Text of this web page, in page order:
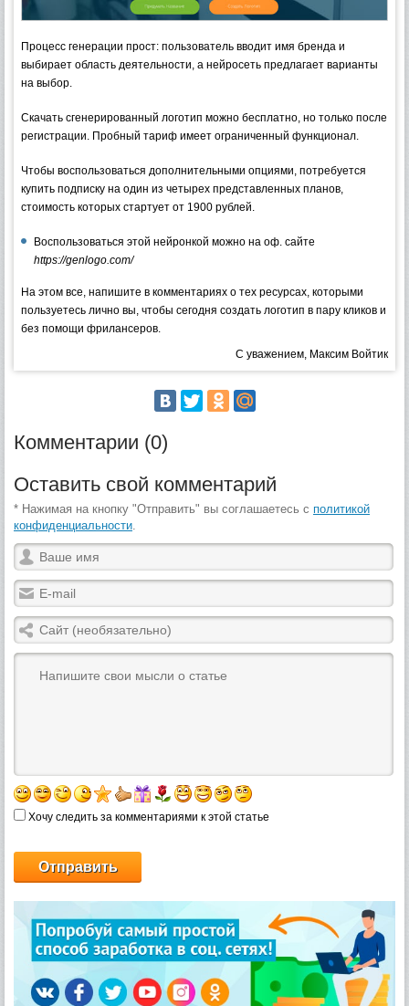
Процесс генерации прост: пользователь вводит имя бренда и
выбирает область деятельности, а нейросеть предлагает варианты
на выбор.
Скачать сгенерированный логотип можно бесплатно, но только после
регистрации. Пробный тариф имеет ограниченный функционал.
Чтобы воспользоваться дополнительными опциями, потребуется
купить подписку на один из четырех представленных планов,
стоимость которых стартует от 1900 рублей.
Воспользоваться этой нейронкой можно на оф. сайте
https://genlogo.com/
На этом все, напишите в комментариях о тех ресурсах, которыми
пользуетесь лично вы, чтобы сегодня создать логотип в пару кликов и
без помощи фрилансеров.
С уважением, Максим Войтик
Комментарии (0)
Оставить свой комментарий
* Нажимая на кнопку "Отправить" вы соглашаетесь с политикой
конфиденциальности.
Хочу следить за комментариями к этой статье